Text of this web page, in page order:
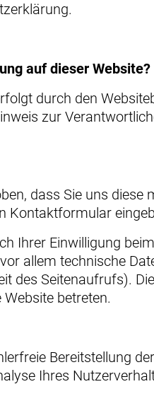
auf dieser Website?
durch den
zur
dass Sie uns diese
Kontaktformular
Ihrer Einwilligung
allem technische
des Seitenaufrufs).
betreten.
Bereitstellung
Ihres